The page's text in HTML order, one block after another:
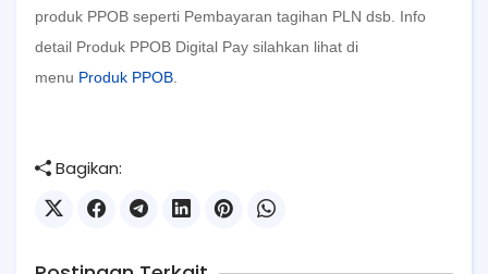
produk PPOB seperti Pembayaran tagihan PLN dsb. Info
detail Produk PPOB Digital Pay silahkan lihat di
menu Produk PPOB
Bagikan: